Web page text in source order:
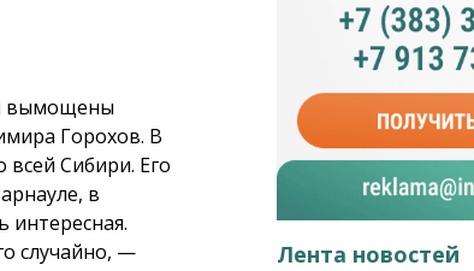
вымощены
Горохов. В
всей Сибири. Его
в
интересная.
случайно, —
Лента новостей